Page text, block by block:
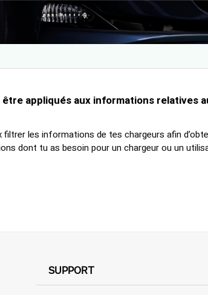
appliqués aux informations relatives
filtrer les informations de tes chargeurs afin
dont tu as besoin pour un chargeur ou un
SUPPORT